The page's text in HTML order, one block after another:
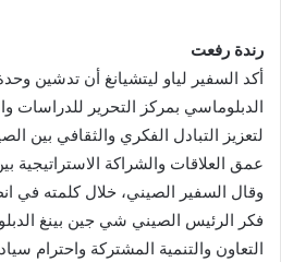
رندة رفعت
أكد السفير لياو ليتشيانغ أن تدشين
الدبلوماسي بمركز التحرير
لتعزيز التبادل الفكري والثقافي بين
عمق العلاقات والشراكة الاستراتيجية
وقال السفير الصيني، خلال كلمته في
فكر الرئيس الصيني شي جين بينغ
التعاون والتنمية المشتركة واحترام